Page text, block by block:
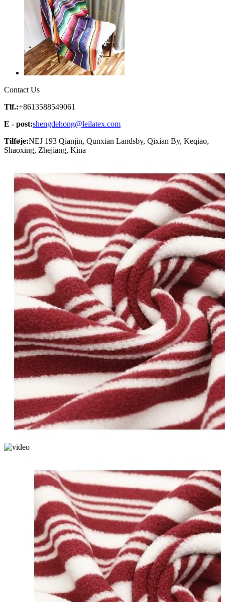
Contact Us
Tlf.:+8613588549061
E - post:shengdehong@leilatex.com
Tilføje:NEJ 193 Qianjin, Qunxian Landsby, Qixian By, Keqiao,
Shaoxing, Zhejiang, Kina